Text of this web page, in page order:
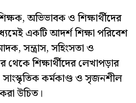
অভিভাবক ও শিক্ষার্থীদের
একটি আদর্শ শিক্ষা পরিবেশ
সন্ত্রাস, সহিংসতা ও
শিক্ষার্থীদের লেখাপড়ার
সাংস্কৃতিক কর্মকাণ্ড ও সৃজনশীল
উচিত।